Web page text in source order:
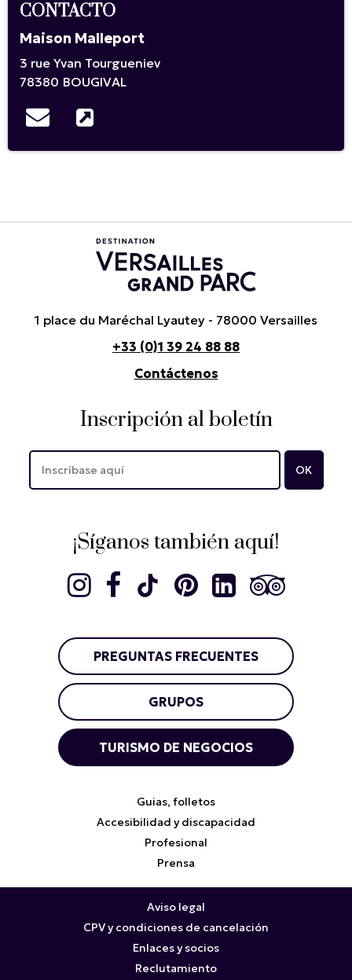
CONTACTO
Maison Malleport
3 rue Yvan Tourgueniev
78380 BOUGIVAL
1 place du Maréchal Lyautey - 78000 Versailles
+33 (0)1 39 24 88 88
Contáctenos
Inscripción al boletín
¡Síganos también aquí!
PREGUNTAS FRECUENTES
GRUPOS
TURISMO DE NEGOCIOS
Guias, folletos
Accesibilidad y discapacidad
Profesional
Prensa
Aviso legal
CPV y condiciones de cancelación
Enlaces y socios
Reclutamiento